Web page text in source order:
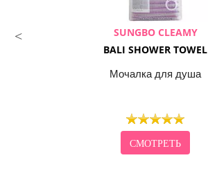
SUNGBO CLEAMY
BALI SHOWER TOWEL
Мочалка для душа
СМОТРЕТЬ